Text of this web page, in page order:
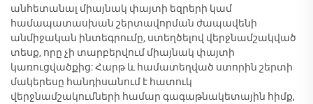
անհետանալ միայնակ փայտի եզրերի կամ
համապատասխան շերտավորման ժապավենի
անմիջական ինտեգրումը, ստեղծելով վերջնամշակված
տեսք, որը չի տարբերվում միայնակ փայտի
կառուցվածքից: Հարթ և համատեղված ստորին շերտի
մակերեսը հանդիսանում է հատուկ
վերջնամշակումների համար գագաթնակետային հիմք,